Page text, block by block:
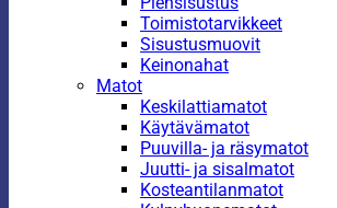
Toimistotarvikkeet
Sisustusmuovit
Keinonahat
Matot
Keskilattiamatot
Käytävämatot
Puuvilla- ja räsymatot
Juutti- ja sisalmatot
Kosteantilanmatot